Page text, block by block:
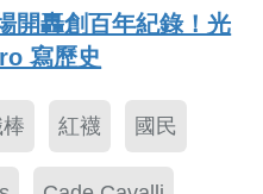
開轟創百年紀錄！光
寫歷史
紅襪 國民